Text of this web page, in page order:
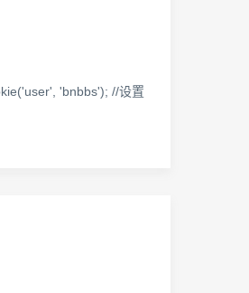
'bnbbs'); //设置